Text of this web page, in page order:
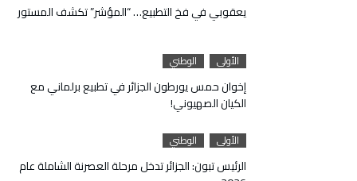
يعقوبي في فخ التطبيع… “المؤشر” تكشف المستور
الأولى الوطني
إخوان حمس يورطون الجزائر في تطبيع برلماني مع
الكيان الصهيوني!
الأولى الوطني
الرئيس تبون: الجزائر تدخل مرحلة العصرنة الشاملة عام